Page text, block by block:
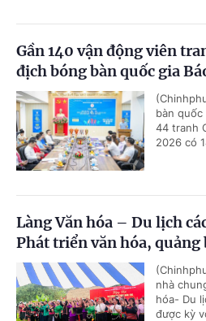
Gần 140 vận động viên
địch bóng bàn quốc gia
bàn quốc
44 tranh
2026 có
Làng Văn hóa – Du lịch
Phát triển văn hóa,
nhà
hóa- Du
được kỳ